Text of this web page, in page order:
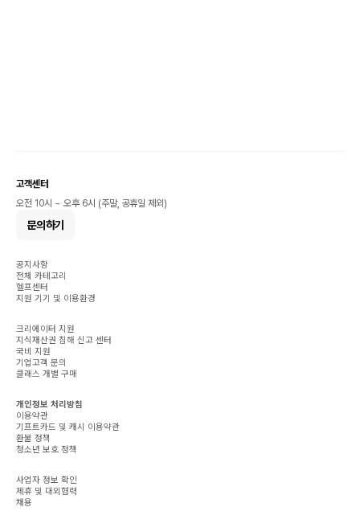
고객센터
오전 10시 ~ 오후 6시 (주말, 공휴일 제외)
문의하기
공지사항
전체 카테고리
헬프센터
지원 기기 및 이용환경
크리에이터 지원
지식재산권 침해 신고 센터
국비 지원
기업고객 문의
클래스 개별 구매
개인정보 처리방침
이용약관
기프트카드 및 캐시 이용약관
환불 정책
청소년 보호 정책
사업자 정보 확인
제휴 및 대외협력
채용